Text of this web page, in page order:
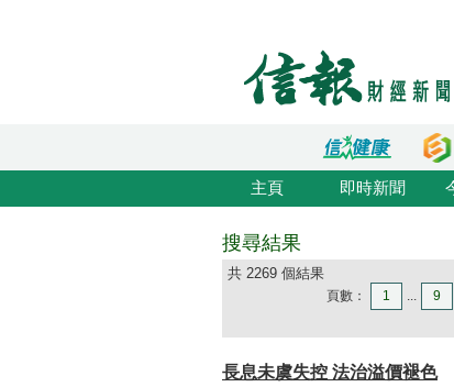
主頁 即時新聞
搜尋結果
共 2269 個結果
頁數： 1 ... 9
長息未虞失控 法治溢價褪色